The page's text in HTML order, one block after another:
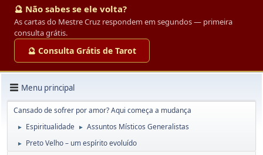
🔮 Não sabes se ele volta?
As cartas do Mestre Cruz respondem em segundos — primeira
consulta grátis.
🔮 Consulta Grátis de Tarot
Menu principal
Cansado de sofrer por amor? Aqui começa a mudança
► Espiritualidade ► Assuntos Místicos Generalistas
► Preto Velho – um espírito evoluído